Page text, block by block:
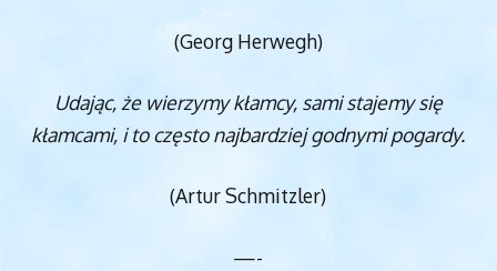
(Georg Herwegh)
Udając, że wierzymy kłamcy, sami stajemy się
kłamcami, i to często najbardziejgodnymi pogardy.
(Artur Schmitzler)
—-